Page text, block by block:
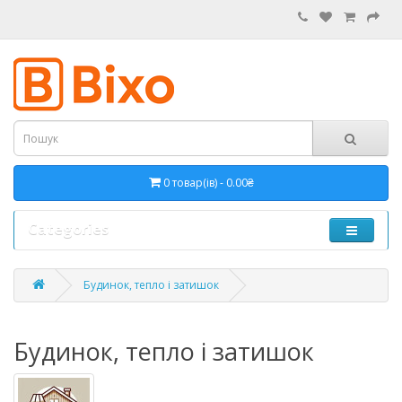
0 товар(ів) - 0.00₴
Categories
Будинок, тепло і затишок
Будинок, тепло і затишок